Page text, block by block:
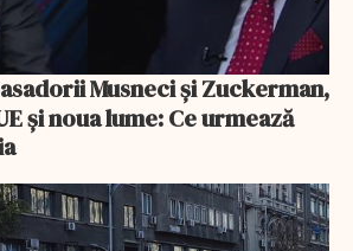
și noua lume: Ce urmează